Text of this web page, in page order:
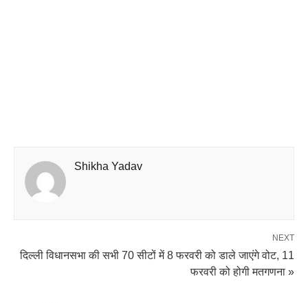
Shikha Yadav
NEXT
दिल्ली विधानसभा की सभी 70 सीटों में 8 फरवरी को डाले जाएंगे वोट, 11
फरवरी को होगी मतगणना »